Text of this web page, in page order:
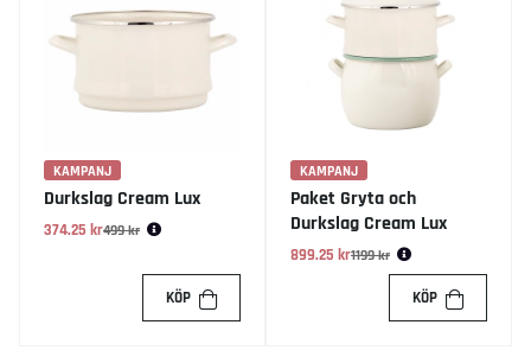
KAMPANJ
Durkslag Cream Lux
374.25 kr
Ordinarie pris:
499 kr
KÖP
KAMPANJ
Paket Gryta och
Durkslag Cream Lux
899.25 kr
Ordinarie pris:
1199 kr
KÖP